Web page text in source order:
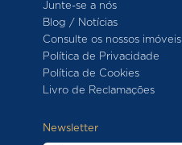
Junte-se a nós
Blog / Notícias
Consulte os nossos imóveis
Política de Privacidade
Política de Cookies
Livro de Reclamações
Newsletter